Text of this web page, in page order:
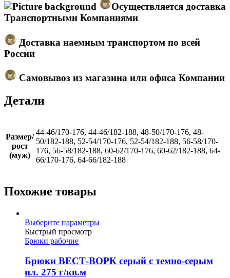
Осуществляется доставка
Транспортными Компаниями
Доставка наемным транспортом по всей
России
Самовывоз из магазина или офиса Компании
Детали
Размер/
рост
(муж)
44-46/170-176, 44-46/182-188, 48-50/170-176, 48-
50/182-188, 52-54/170-176, 52-54/182-188, 56-58/170-
176, 56-58/182-188, 60-62/170-176, 60-62/182-188, 64-
66/170-176, 64-66/182-188
Похожие товары
Выберите параметрыЭтот
вариаций.
Опции
Быстрый просмотр
Брюки рабочие
Брюки ВЕСТ-ВОРК серый с темно-серым
пл. 275 г/кв.м